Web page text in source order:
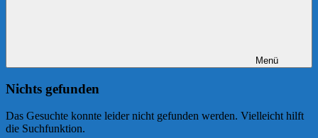
Menü
Nichts gefunden
Das Gesuchte konnte leider nicht gefunden werden. Vielleicht hilft
die Suchfunktion.